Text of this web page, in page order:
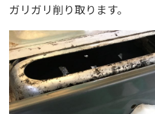
ガリガリ削り取ります。